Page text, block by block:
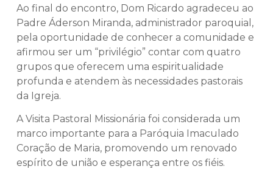
Ao final do encontro, Dom Ricardo agradeceu ao
Padre Áderson Miranda, administrador paroquial,
pela oportunidade de conhecer a comunidade e
afirmou ser um “privilégio” contar com quatro
grupos que oferecem uma espiritualidade
profunda e atendem às necessidades pastorais
da Igreja.
A Visita Pastoral Missionária foi considerada um
marco importante para a Paróquia Imaculado
Coração de Maria, promovendo um renovado
espírito de união e esperança entre os fiéis.